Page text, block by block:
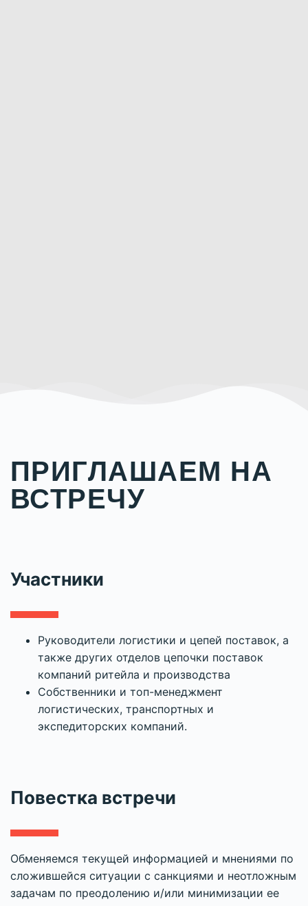
ПРИГЛАШАЕМ НА
ВСТРЕЧУ
Участники
Руководители логистики и цепей поставок, а
также других отделов цепочки поставок
компаний ритейла и производства
Собственники и топ-менеджмент
логистических, транспортных и
экспедиторских компаний.
Повестка встречи
Обменяемся текущей информацией и мнениями по
сложившейся ситуации с санкциями и неотложным
задачам по преодолению и/или минимизации ее